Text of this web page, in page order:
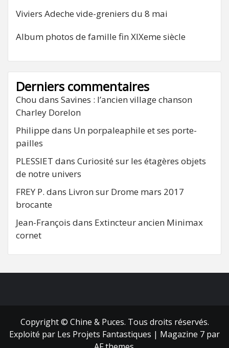
Viviers Adeche vide-greniers du 8 mai
Album photos de famille fin XIXeme siècle
Derniers commentaires
Chou dans Savines : l’ancien village chanson
Charley Dorelon
Philippe dans Un porpaleaphile et ses porte-
pailles
PLESSIET dans Curiosité sur les étagères objets
de notre univers
FREY P. dans Livron sur Drome mars 2017
brocante
Jean-François dans Extincteur ancien Minimax
cornet
Copyright © Chine & Puces. Tous droits réservés.
Exploité par Les Projets Fantastiques | Magazine 7 par